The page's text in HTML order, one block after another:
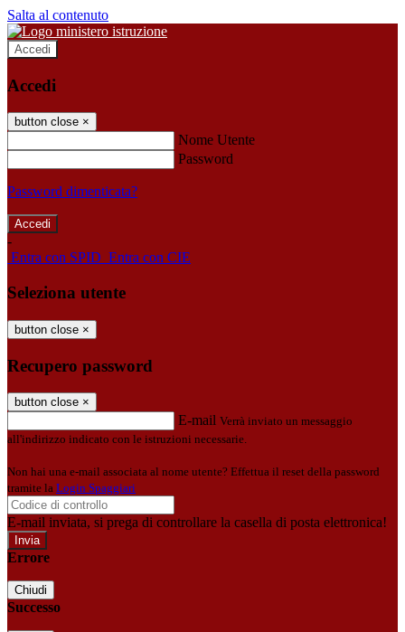
Salta al contenuto
Accedi
Accedi
button close ×
Nome Utente
Password
Password dimenticata?
-
Entra con SPID Entra con CIE
Seleziona utente
button close ×
Recupero password
button close ×
E-mail Verrà inviato un messaggio
all'indirizzo indicato con le istruzioni necessarie.
Non hai una e-mail associata al nome utente? Effettua il reset della password
tramite la Login Spaggiari
E-mail inviata, si prega di controllare la casella di posta elettronica!
Errore
Chiudi
Successo